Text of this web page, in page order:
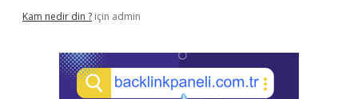
Kam nedir din ? için admin